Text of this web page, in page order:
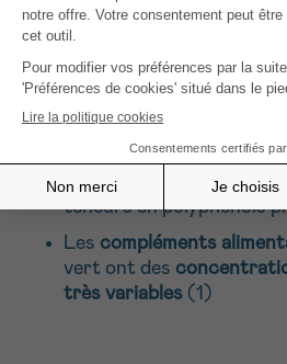
du type de thé
de la préparation
de la température (5)
Les thés prêts à boire
teneurs en polyphénols
Les compléments
vert ont des
très variables (1)